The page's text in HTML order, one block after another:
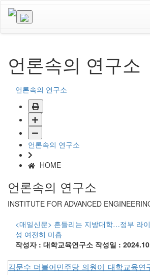
언론속의 연구소
언론속의 연구소
언론속의 연구소
HOME
언론속의 연구소
INSTITUTE FOR ADVANCED
<매일신문> 흔들리는 지방대학…정부 라
성 여전히 미흡
작성자 : 대학교육연구소 작성일 :
김문수 더불어민주당 의원이 대학교육연